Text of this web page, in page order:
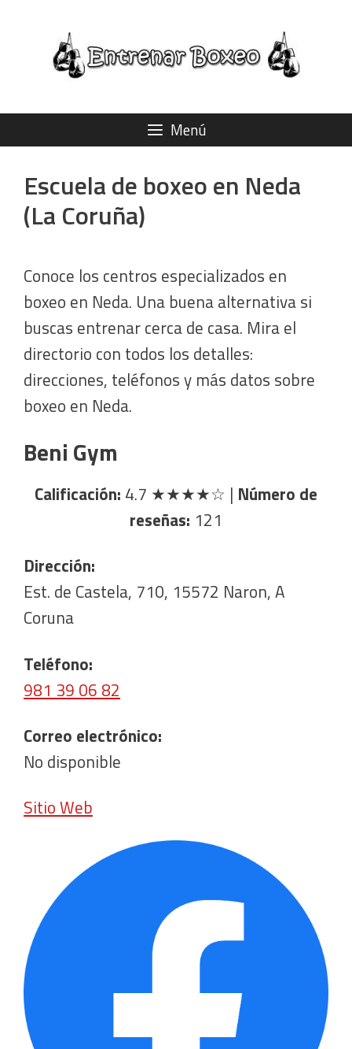
contenido
Menú
Escuela de boxeo en Neda
(La Coruña)
Conoce los centros especializados en
boxeo en Neda. Una buena alternativa si
buscas entrenar cerca de casa. Mira el
directorio con todos los detalles:
direcciones, teléfonos y más datos sobre
boxeo en Neda.
Beni Gym
Calificación: 4.7 ★★★★☆ | Número de
reseñas: 121
Dirección:
Est. de Castela, 710, 15572 Naron, A
Coruna
Teléfono:
981 39 06 82
Correo electrónico:
No disponible
Sitio Web